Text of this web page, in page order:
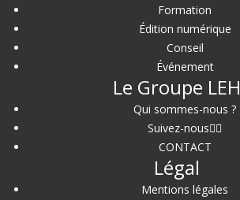
Formation
Édition numérique
Conseil
Événement
Le Groupe LEH
Qui sommes-nous ?
Suivez-nous
CONTACT
Légal
Mentions légales